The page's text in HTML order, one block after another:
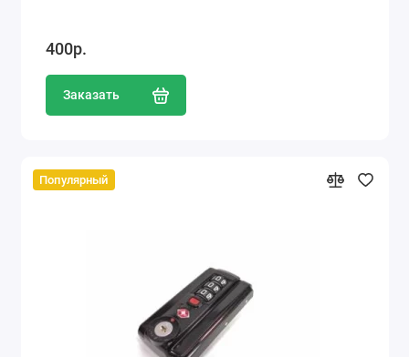
400р.
Заказать
Популярный